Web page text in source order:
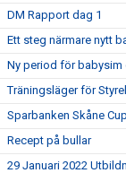
DM Rapport dag 1
Ett steg närmare nytt
Ny period för babysim
Träningsläger för
Sparbanken Skåne
Recept på bullar
29 Januari 2022